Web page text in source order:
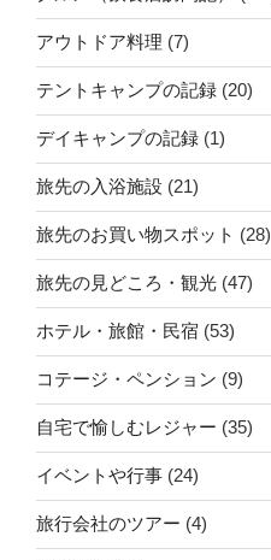
アウトドア料理 (7)
テントキャンプの記録 (20)
デイキャンプの記録 (1)
旅先の入浴施設 (21)
旅先のお買い物スポット (28)
旅先の見どころ・観光 (47)
ホテル・旅館・民宿 (53)
コテージ・ペンション (9)
自宅で愉しむレジャー (35)
イベントや行事 (24)
旅行会社のツアー (4)